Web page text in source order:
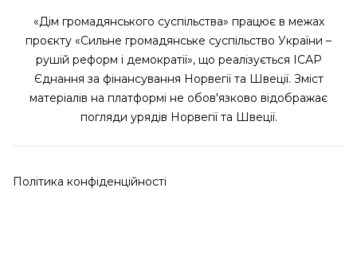
«Дім громадянського суспільства» працює в межах
проєкту «Сильне громадянське суспільство України –
рушій реформ і демократії», що реалізується ІСАР
Єднання за фінансування Норвегії та Швеції. Зміст
матеріалів на платформі не обов'язково відображає
погляди урядів Норвегії та Швеції.
Політика конфіденційності